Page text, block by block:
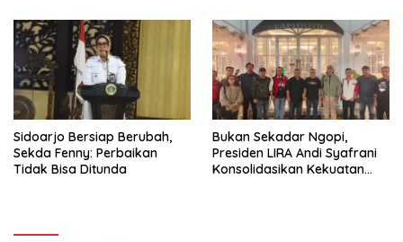
Buka suara
Sidoarjo Bersiap Berubah,
Sekda Fenny: Perbaikan
Tidak Bisa Ditunda
Bukan Sekadar Ngopi,
Presiden LIRA Andi Syafrani
Konsolidasikan Kekuatan